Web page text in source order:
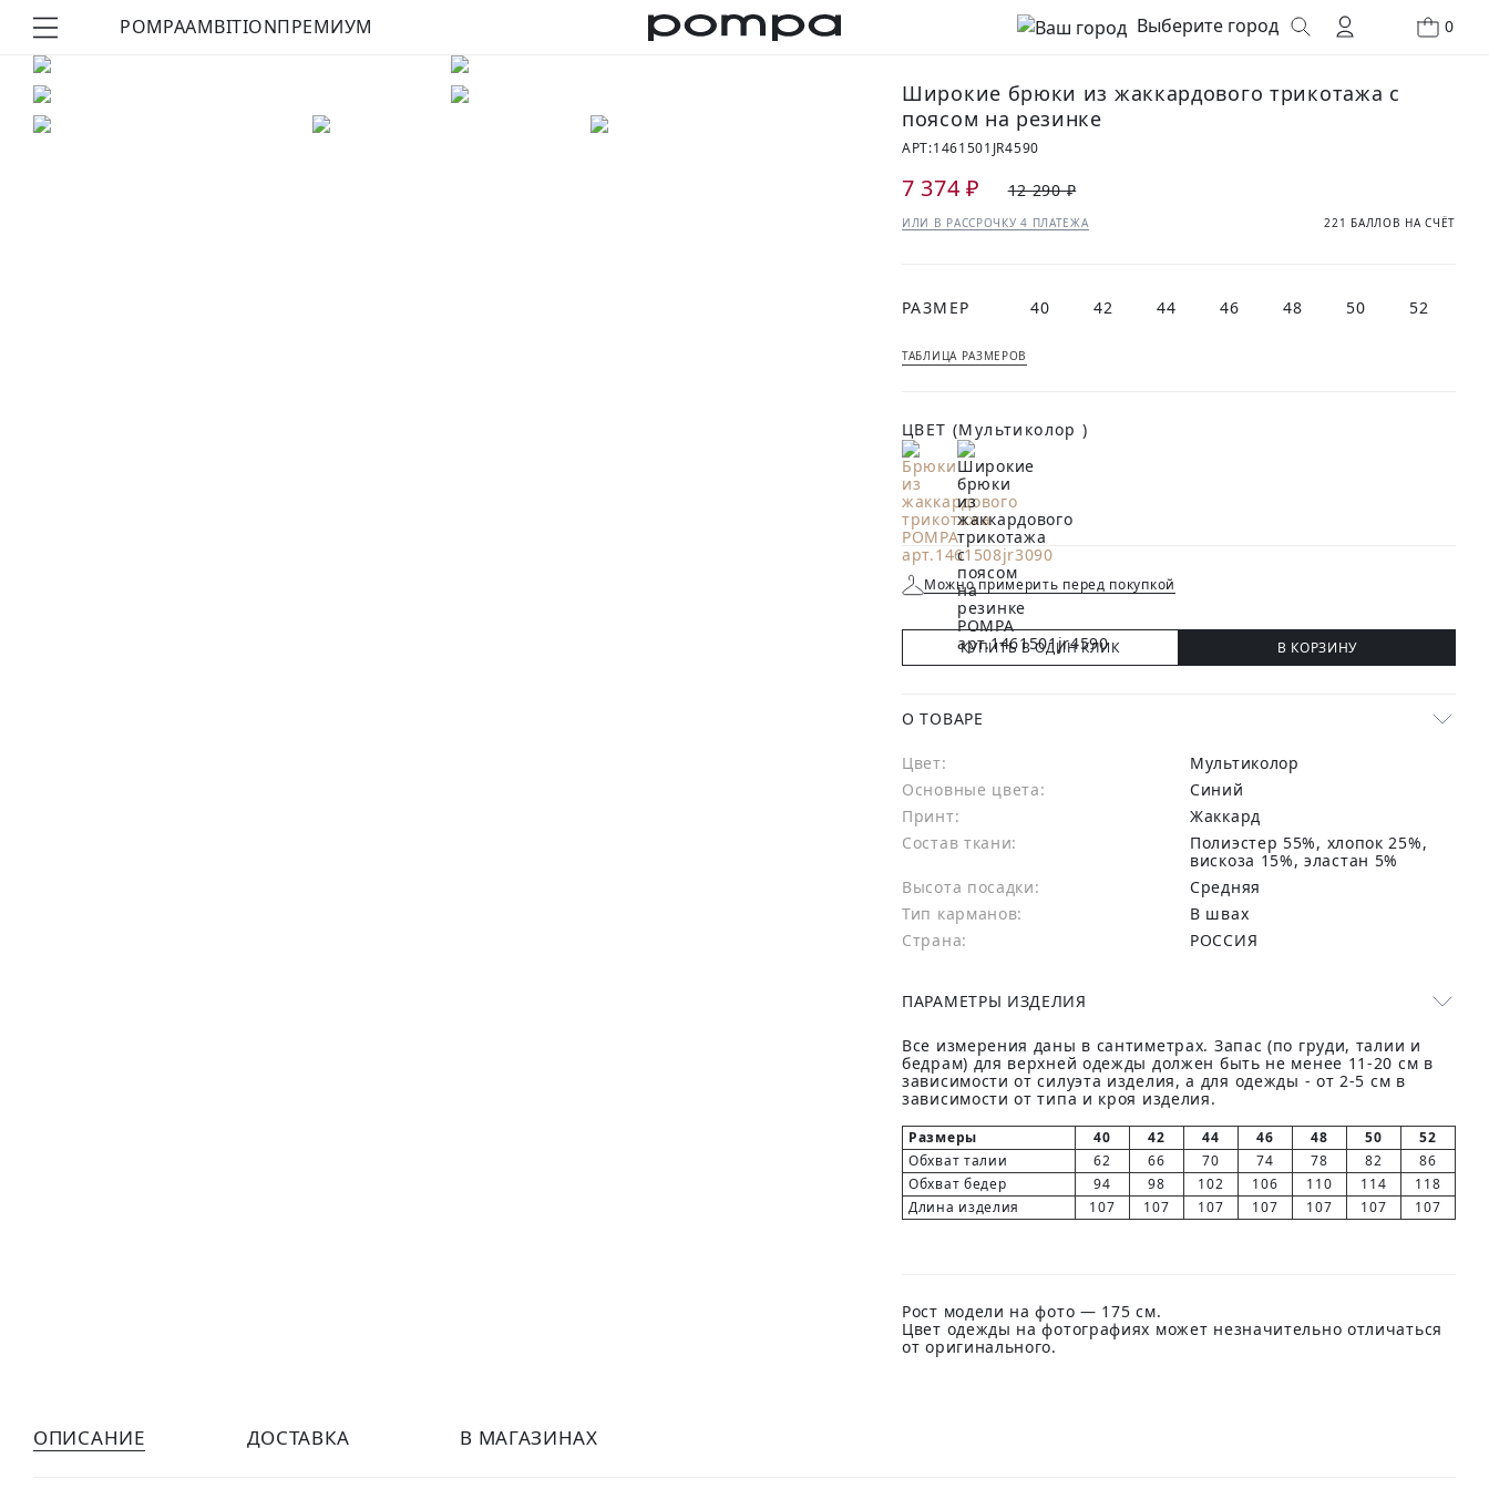
POMPAAMBITIONПРЕМИУМ Выберите город 0
Широкие брюки из жаккардового трикотажа с
поясом на резинке
АРТ:1461501JR4590
7 374 ₽ 12 290 ₽
ИЛИ В РАССРОЧКУ 4 ПЛАТЕЖА 221 БАЛЛОВ НА СЧЁТ
РАЗМЕР 40 42 44 46 48 50 52
ТАБЛИЦА РАЗМЕРОВ
ЦВЕТ (Мультиколор )
Можно примерить перед покупкой
КУПИТЬ В ОДИН КЛИК В КОРЗИНУ
О ТОВАРЕ
Цвет:
Мультиколор
Основные цвета:
синий
Принт:
Жаккард
Состав ткани:
полиэстер 55%, хлопок 25%,
вискоза 15%, эластан 5%
Высота посадки:
Средняя
Тип карманов:
В швах
Страна:
РОССИЯ
ПАРАМЕТРЫ ИЗДЕЛИЯ
Все измерения даны в сантиметрах. Запас (по груди, талии и
бедрам) для верхней одежды должен быть не менее 11-20 см в
зависимости от силуэта изделия, а для одежды - от 2-5 см в
зависимости от типа и кроя изделия.
Размеры 40 42 44 46 48 50
52
Обхват талии
62 66 70 74 78 82
86
Обхват бедер
94 98 102 106 110 114
118
Длина изделия
107 107 107 107 107 107 107
Рост модели на фото — 175 см.
Цвет одежды на фотографиях может незначительно отличаться
от оригинального.
ОПИСАНИЕ ДОСТАВКА В МАГАЗИНАХ